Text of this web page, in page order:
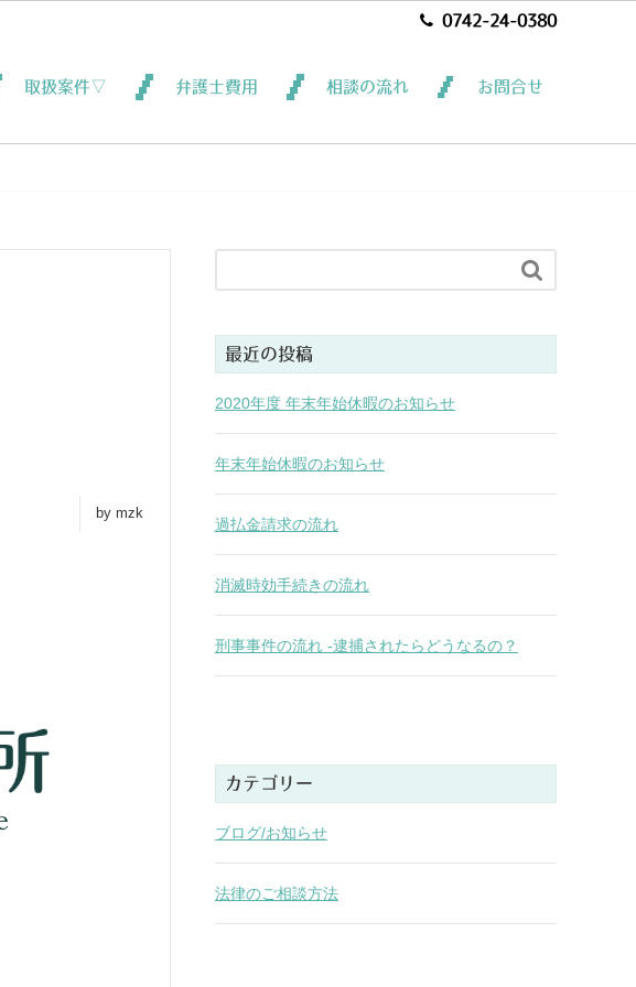
0742-24-0380
取扱案件▽ 弁護士費用 相談の流れ お問合せ
by mzk

最近の投稿
2020年度 年末年始休暇のお知らせ
年末年始休暇のお知らせ
過払金請求の流れ
消滅時効手続きの流れ
刑事事件の流れ -逮捕されたらどうなるの？
カテゴリー
ブログ/お知らせ
法律のご相談方法